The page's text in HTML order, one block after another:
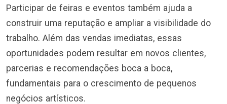
Participar de feiras e eventos também ajuda a
construir uma reputação e ampliar a visibilidade do
trabalho. Além das vendas imediatas, essas
oportunidades podem resultar em novos clientes,
parcerias e recomendações boca a boca,
fundamentais para o crescimento de pequenos
negócios artísticos.